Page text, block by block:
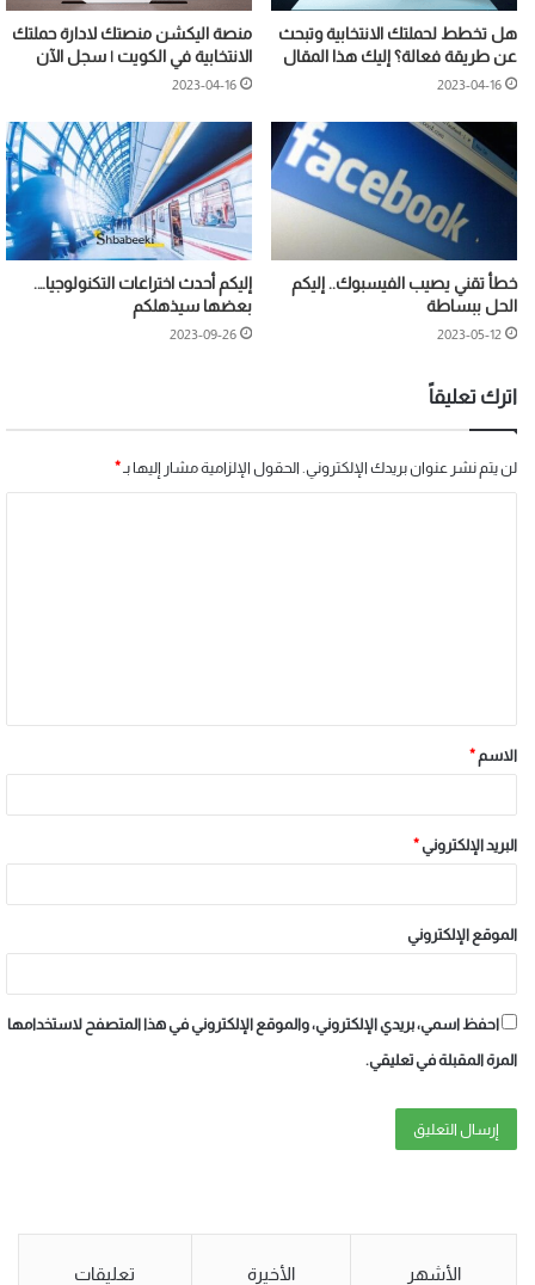
هل تخطط لحملتك الانتخابية وتبحث
عن طريقة فعالة؟ إليك هذا المقال
2023-04-16
منصة اليكشن منصتك لادارة حملتك
الانتخابية في الكويت | سجل الآن
2023-04-16
خطأ تقني يصيب الفيسبوك.. إليكم
الحل ببساطة
2023-05-12
إليكم أحدث اختراعات التكنولوجيا….
بعضها سيذهلكم
2023-09-26
اترك تعليقاً
لن يتم نشر عنوان بريدك الإلكتروني. الحقول الإلزامية مشار إليها بـ *
الاسم *
البريد الإلكتروني *
الموقع الإلكتروني
احفظ اسمي، بريدي الإلكتروني، والموقع الإلكتروني في هذا المتصفح لاستخدامها
المرة المقبلة في تعليقي.
الأشهر الأخيرة تعليقات